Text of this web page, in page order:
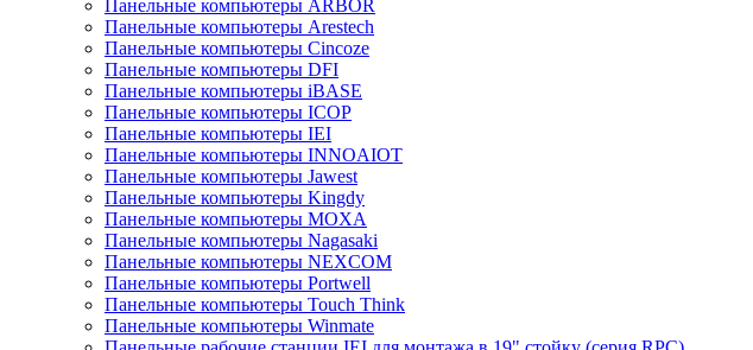
Панельные компьютеры ARBOR
Панельные компьютеры Arestech
Панельные компьютеры Cincoze
Панельные компьютеры DFI
Панельные компьютеры iBASE
Панельные компьютеры ICOP
Панельные компьютеры IEI
Панельные компьютеры INNOAIOT
Панельные компьютеры Jawest
Панельные компьютеры Kingdy
Панельные компьютеры MOXA
Панельные компьютеры Nagasaki
Панельные компьютеры NEXCOM
Панельные компьютеры Portwell
Панельные компьютеры Touch Think
Панельные компьютеры Winmate